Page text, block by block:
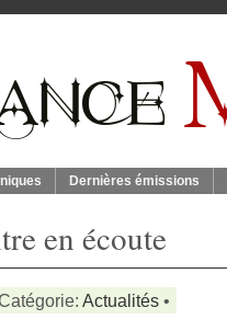
Dernières émissions
en écoute
Actualités •